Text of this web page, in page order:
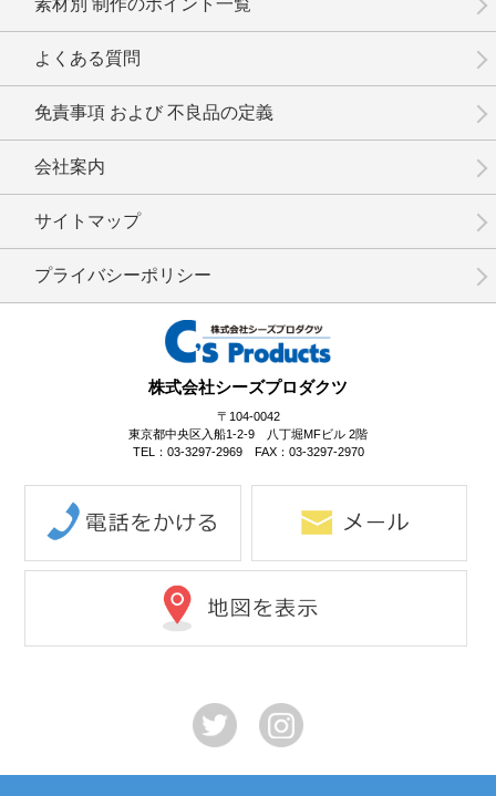
株式会社シーズプロダクツ
〒104-0042
東京都中央区入船1-2-9 八丁堀MFビル 2階
TEL：03-3297-2969 FAX：03-3297-2970
素材別 制作のポイント一覧
よくある質問
免責事項 および 不良品の定義
会社案内
サイトマップ
プライバシーポリシー